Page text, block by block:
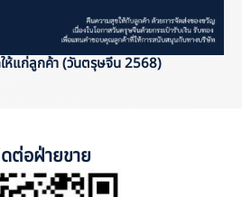
ห้แก่ลูกค้า (วันตรุษจีน 2568)
ต่อฝ่ายขาย